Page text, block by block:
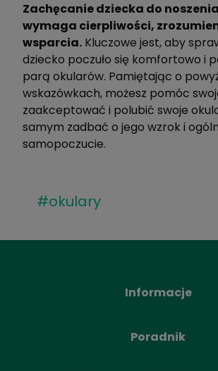
Zachęcanie dziecka do
wymaga cierpliwości,
wsparcia. Kluczowe jest, aby
dziecko poczuło się komfortowo i
parą okularów. Pamiętając o
wskazówkach, możesz pomóc
zaakceptować i polubić swoje
samym zadbać o jego wzrok i
samopoczucie.
#okulary
Informacje
Poradnik